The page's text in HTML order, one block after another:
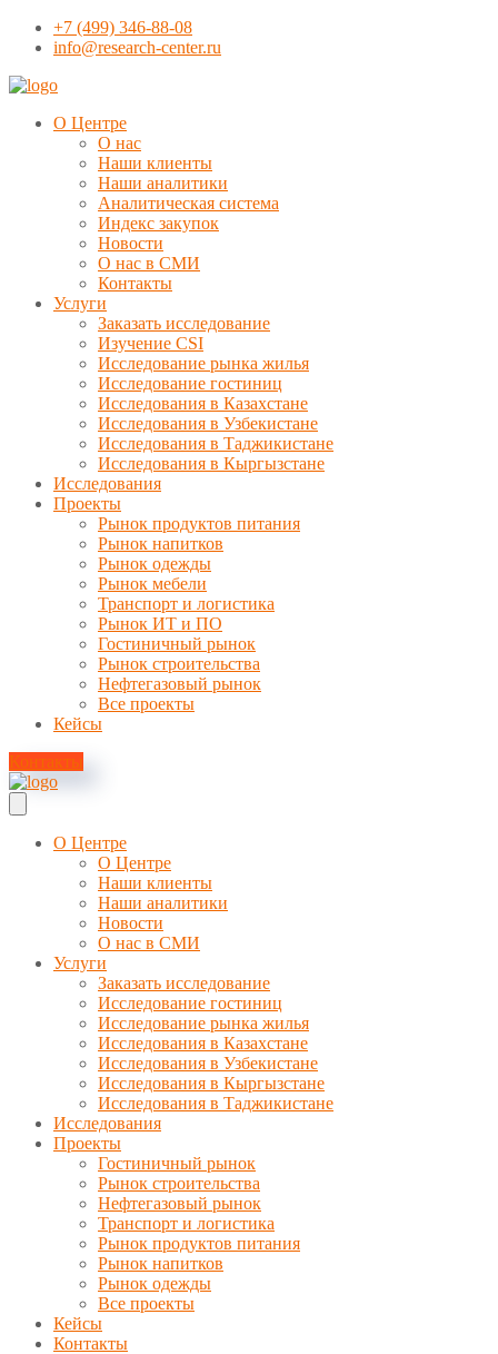
+7 (499) 346-88-08
info@research-center.ru
О Центре
О нас
Наши клиенты
Наши аналитики
Аналитическая система
Индекс закупок
Новости
О нас в СМИ
Контакты
Услуги
Заказать исследование
Изучение CSI
Исследование рынка жилья
Исследование гостиниц
Исследования в Казахстане
Исследования в Узбекистане
Исследования в Таджикистане
Исследования в Кыргызстане
Исследования
Проекты
Рынок продуктов питания
Рынок напитков
Рынок одежды
Рынок мебели
Транспорт и логистика
Рынок ИТ и ПО
Гостиничный рынок
Рынок строительства
Нефтегазовый рынок
Все проекты
Кейсы
Контакты
О Центре
О Центре
Наши клиенты
Наши аналитики
Новости
О нас в СМИ
Услуги
Заказать исследование
Исследование гостиниц
Исследование рынка жилья
Исследования в Казахстане
Исследования в Узбекистане
Исследования в Кыргызстане
Исследования в Таджикистане
Исследования
Проекты
Гостиничный рынок
Рынок строительства
Нефтегазовый рынок
Транспорт и логистика
Рынок продуктов питания
Рынок напитков
Рынок одежды
Все проекты
Кейсы
Контакты